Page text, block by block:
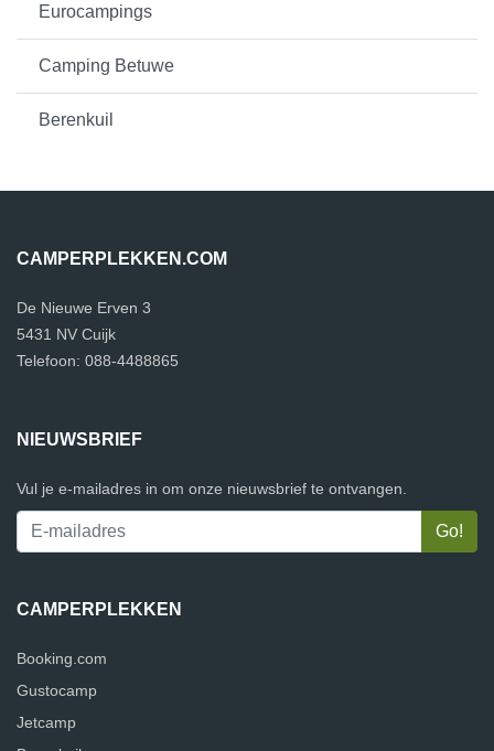
Eurocampings
Camping Betuwe
Berenkuil
CAMPERPLEKKEN.COM
De Nieuwe Erven 3
5431 NV Cuijk
Telefoon: 088-4488865
NIEUWSBRIEF
Vul je e-mailadres in om onze nieuwsbrief te ontvangen.
CAMPERPLEKKEN
Booking.com
Gustocamp
Jetcamp